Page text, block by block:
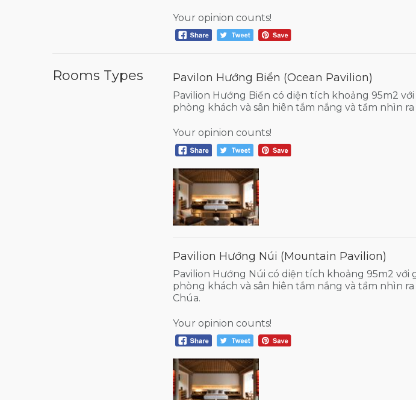
Your opinion counts!
Rooms Types Pavilon Hướng Biển (Ocean Pavilion)
Pavilion Hướng Biển có diện tích khoảng 95m2
phòng khách và sân hiên tắm nắng và tầm nhìn ra
Your opinion counts!
Pavilion Hướng Núi (Mountain Pavilion)
Pavilion Hướng Núi có diện tích khoảng 95m2 với
phòng khách và sân hiên tắm nắng và tầm nhìn
Chúa.
Your opinion counts!